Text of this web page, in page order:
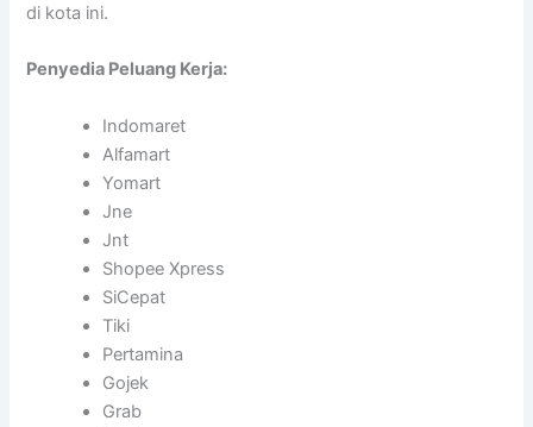
di kota ini.
Penyedia Peluang Kerja:
Indomaret
Alfamart
Yomart
Jne
Jnt
Shopee Xpress
SiCepat
Tiki
Pertamina
Gojek
Grab